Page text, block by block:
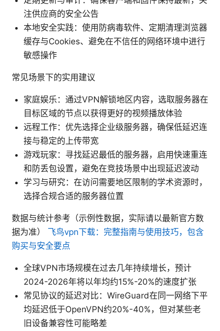
注供应商的安全公告
本地安全实践：使用防病毒软件、定期清理浏览器
缓存与Cookies、避免在不信任的网络环境中进行
敏感操作
常见场景下的实用建议
家庭娱乐：通过VPN解锁地区内容，选取服务器在
目标区域的节点以获得更好的视频播放体验
远程工作：优先选择企业级服务器，确保低延迟连
接与稳定的上传带宽
游戏玩家：寻找延迟最低的服务器，启用快速重连
和防丢包设置，避免在竞技场景中出现延迟波动
学习与研究：在访问需要地区限制的学术资源时，
选择合规合适的服务器位置
数据与统计参考（示例性数据，实际请以最新官方数
据为准） 飞鸟vpn下载：完整指南与使用技巧，包含
购买与安全要点
全球VPN市场规模在过去几年持续增长，预计
2024-2026年将以年均约15%-20%的速度扩张
常见协议的延迟对比：WireGuard在同一网络下平
均延迟低于OpenVPN约20%-40%，但对某些老
旧设备兼容性可能略差